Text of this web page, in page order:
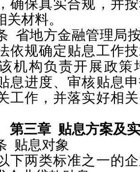
确保真实合规，并
材料。
地方金融管理局按
依规确定贴息工作
机构负责开展政策
息进度、审核贴息
工作，并落实好相
第三章 贴息方案及
息对象
两类标准之一的企